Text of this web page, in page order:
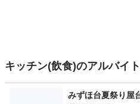
キッチン(飲食)のアルバイ
みずほ台夏祭り屋